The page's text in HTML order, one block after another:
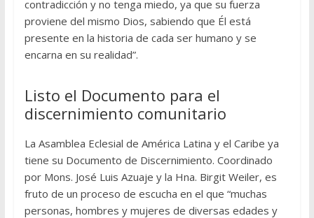
contradicción y no tenga miedo, ya que su fuerza
proviene del mismo Dios, sabiendo que Él está
presente en la historia de cada ser humano y se
encarna en su realidad”.
Listo el Documento para el
discernimiento comunitario
La Asamblea Eclesial de América Latina y el Caribe ya
tiene su Documento de Discernimiento. Coordinado
por Mons. José Luis Azuaje y la Hna. Birgit Weiler, es
fruto de un proceso de escucha en el que “muchas
personas, hombres y mujeres de diversas edades y